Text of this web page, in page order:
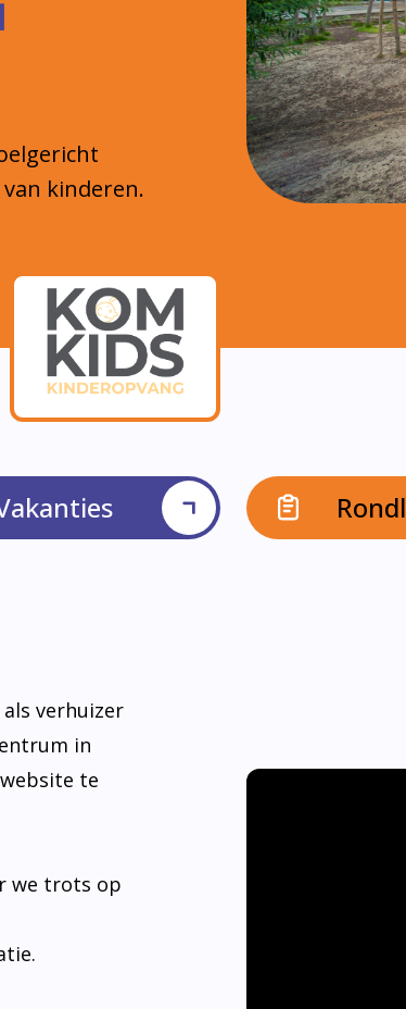
kinderen.
verhuizer
in
te
we trots op